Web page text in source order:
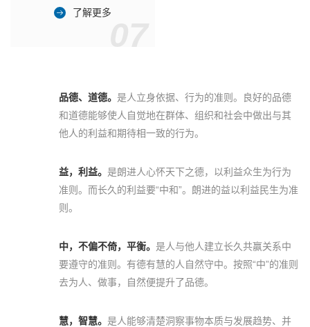
了解更多
品德、道德。 是人立身依据、行为的准则。良好的品德
和道德能够使人自觉地在群体、组织和社会中做出与其
他人的利益和期待相一致的行为。
益，利益。 是朗进人心怀天下之德，以利益众生为行为
准则。而长久的利益要“中和”。朗进的益以利益民生为准
则。
中，不偏不倚，平衡。 是人与他人建立长久共赢关系中
要遵守的准则。有德有慧的人自然守中。按照“中”的准则
去为人、做事，自然便提升了品德。
慧，智慧。 是人能够清楚洞察事物本质与发展趋势、并